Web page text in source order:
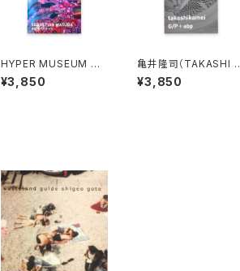
HYPER MUSEUM HA
NNO: HYPER!! maga
zine 2026 増田セバス
¥3,850
亀井隆司（TAKASHI K
AMEI）neuroaestheti
cs
¥3,850